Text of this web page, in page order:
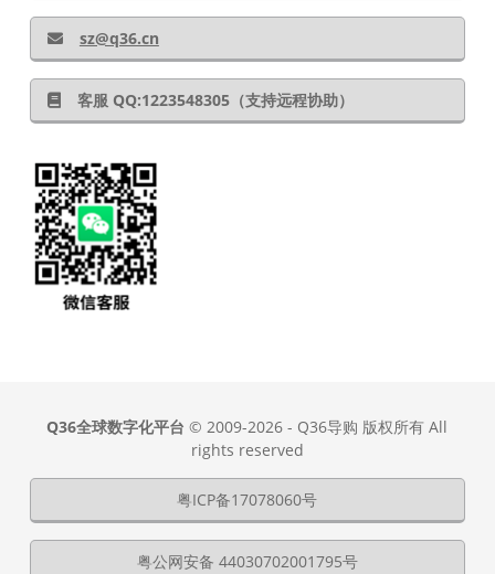
sz@q36.cn
客服 QQ:1223548305（支持远程协助）
Q36全球数字化平台 © 2009-2026 - Q36导购 版权所有 All
rights reserved
粤ICP备17078060号
粤公网安备 44030702001795号